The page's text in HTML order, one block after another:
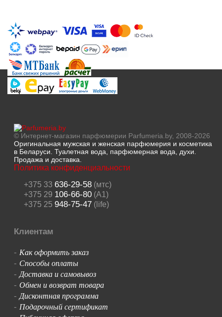
© Интернет-магазин парфюмерии Parfumeria.by, 2008-2026
Оригинальная мужская и женская парфюмерия и косметика
в Беларуси. Туалетная вода, парфюмерная вода, духи.
Продажа и доставка.
Политика конфиденциальности
+375 33 636-29-58(мтс)
+375 29 106-66-80(A1)
+375 25 948-75-47(life)
Клиентам
- Как оформить заказ
- Способы оплаты
-Доставка и самовывоз
- Обмен и возврат товара
-Дисконтная программа
- Подарочный сертификат